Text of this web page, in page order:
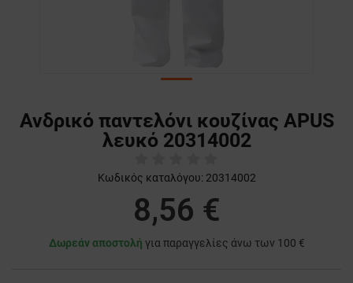
Ανδρικό παντελόνι κουζίνας APUS
λευκό 20314002
Κωδικός καταλόγου: 20314002
8,56 €
Δωρεάν αποστολή για παραγγελίες άνω των 100 €